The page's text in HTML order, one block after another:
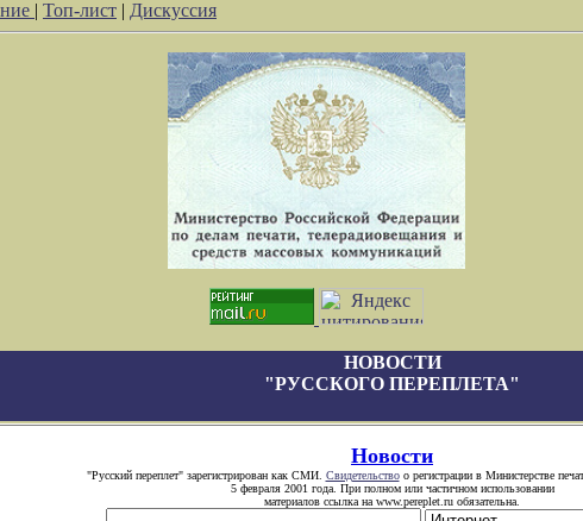
| Топ-лист | Дискуссия
НОВОСТИ
"РУССКОГО ПЕРЕПЛЕТА"
Новости
"Русский переплет" зарегистрирован как СМИ. Свидетельствоо регистрации в Министерстве
5 февраля 2001 года. При полном или частичном использовании
материалов ссылка на www.pereplet.ru обязательна.